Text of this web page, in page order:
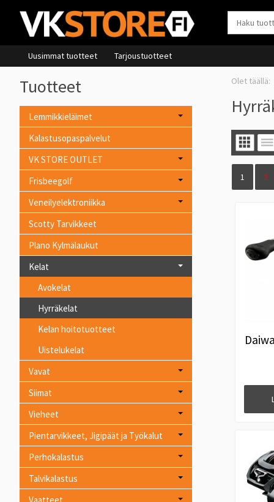
Uusimmat tuotteet Tarjoustuotteet
1 2
Tuotteet
Lemmikkieläimet
Kalastusopaspalvelut
VK STORE OUTLET
Frisbeegolf
Veneilyelektroniikka
Scotty Tarvikkeet
Plano Kylmälaukut
Kelat
Avokelat
Hyrräkelat
Kelan hoitotuotteet
Uistelukelat
Vavat
Siimat
Vieheet
Pientarvikkeet, Jigipäät ja Työkalut
Perhokalastus
Talvikalastus
Vaatteet